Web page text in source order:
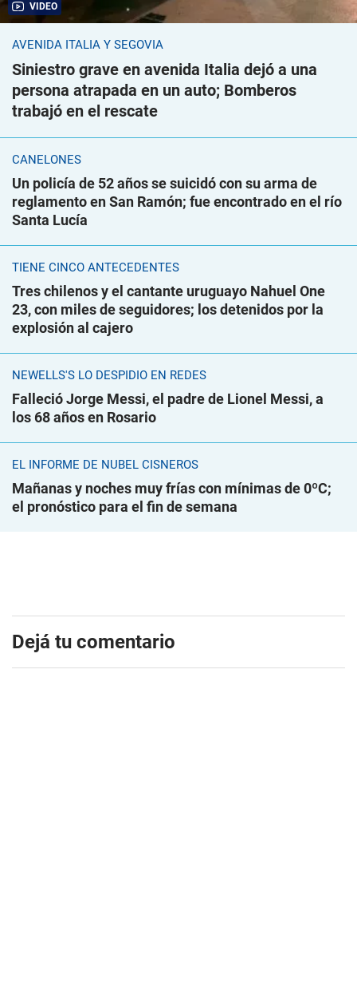
VIDEO
AVENIDA ITALIA Y SEGOVIA
Siniestro grave en avenida Italia dejó a una
persona atrapada en un auto; Bomberos
trabajó en el rescate
CANELONES
Un policía de 52 años se suicidó con su arma de
reglamento en San Ramón; fue encontrado en el río
Santa Lucía
TIENE CINCO ANTECEDENTES
Tres chilenos y el cantante uruguayo Nahuel One
23, con miles de seguidores; los detenidos por la
explosión al cajero
NEWELLS'S LO DESPIDIÓ EN REDES
Falleció Jorge Messi, el padre de Lionel Messi, a
los 68 años en Rosario
EL INFORME DE NUBEL CISNEROS
Mañanas y noches muy frías con mínimas de 0ºC;
el pronóstico para el fin de semana
Dejá tu comentario